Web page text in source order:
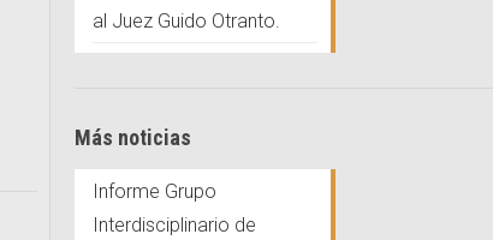
al Juez Guido Otranto.
Más noticias
Informe Grupo
Interdisciplinario de